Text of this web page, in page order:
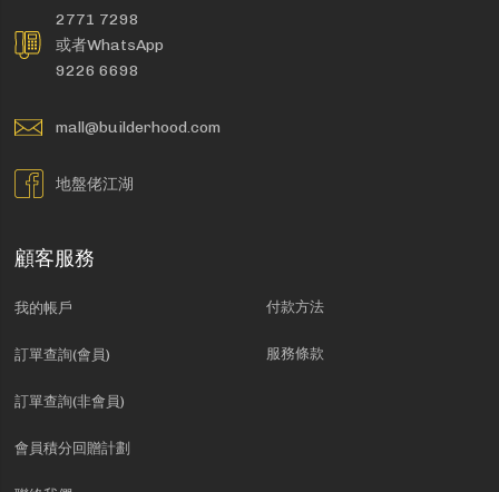
2771 7298
或者WhatsApp
9226 6698
mall@builderhood.com
地盤佬江湖
顧客服務
我的帳戶
訂單查詢(會員)
訂單查詢(非會員)
會員積分回贈計劃
付款方法
服務條款